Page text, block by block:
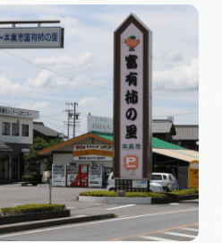
行きたいリストを見る